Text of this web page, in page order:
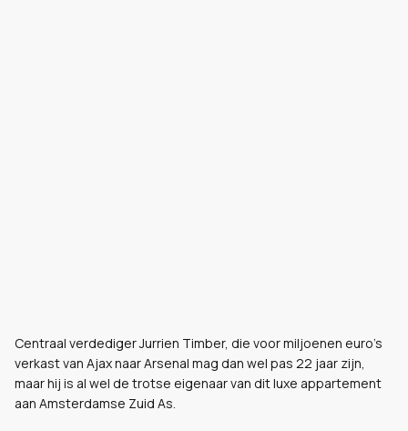
Centraal verdediger Jurrien Timber, die voor miljoenen euro's
verkast van Ajax naar Arsenal mag dan wel pas 22 jaar zijn,
maar hij is al wel de trotse eigenaar van dit luxe appartement
aan Amsterdamse Zuid As.